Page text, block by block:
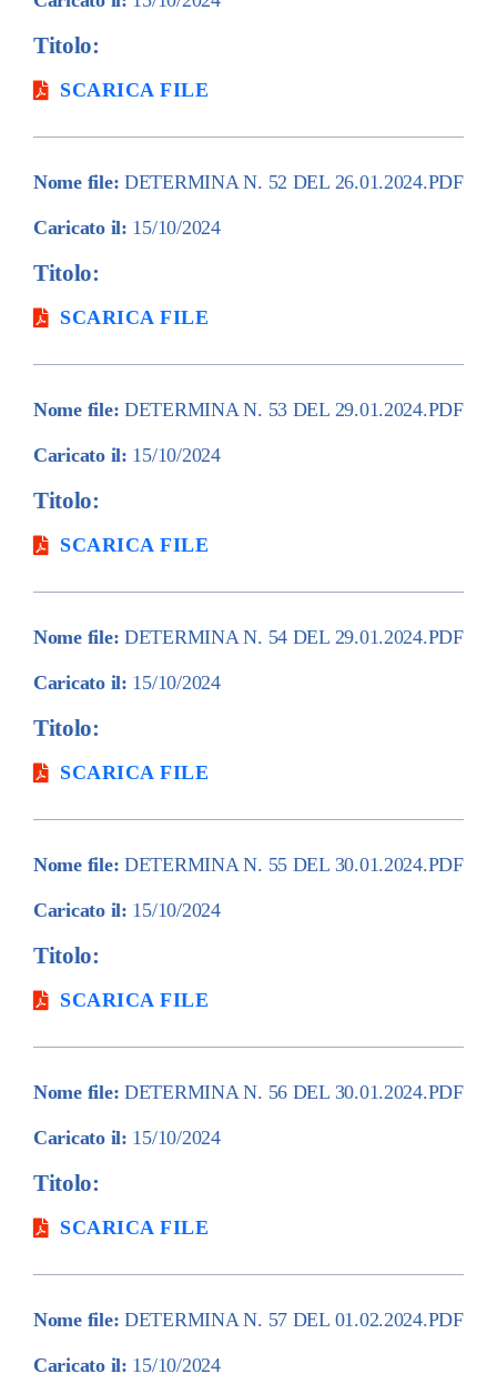
Titolo:
SCARICA FILE
Nome file: DETERMINA N. 52 DEL 26.01.2024.PDF
Caricato il: 15/10/2024
Titolo:
SCARICA FILE
Nome file: DETERMINA N. 53 DEL 29.01.2024.PDF
Caricato il: 15/10/2024
Titolo:
SCARICA FILE
Nome file: DETERMINA N. 54 DEL 29.01.2024.PDF
Caricato il: 15/10/2024
Titolo:
SCARICA FILE
Nome file: DETERMINA N. 55 DEL 30.01.2024.PDF
Caricato il: 15/10/2024
Titolo:
SCARICA FILE
Nome file: DETERMINA N. 56 DEL 30.01.2024.PDF
Caricato il: 15/10/2024
Titolo:
SCARICA FILE
Nome file: DETERMINA N. 57 DEL 01.02.2024.PDF
Caricato il: 15/10/2024